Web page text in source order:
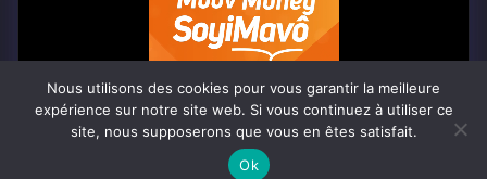
Africa-Newsroom Contact Activités du site
© Copyright 2025 Togo Post | Tous droits réservés
Nous utilisons des cookies pour vous garantir la meilleure
expérience sur notre site web. Si vous continuez à utiliser ce
site, nous supposerons que vous en êtes satisfait.
Ok